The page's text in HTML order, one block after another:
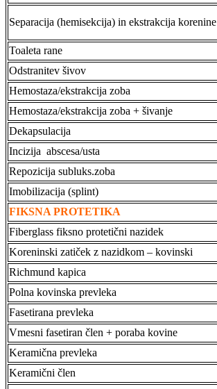
Separacija (hemisekcija) in ekstrakcija korenine
Toaleta rane
Odstranitev šivov
Hemostaza/ekstrakcija zoba
Hemostaza/ekstrakcija zoba + šivanje
Dekapsulacija
Incizija abscesa/usta
Repozicija subluks.zoba
Imobilizacija (splint)
FIKSNA PROTETIKA
Fiberglass fiksno protetični nazidek
Koreninski zatiček z nazidkom – kovinski
Richmund kapica
Polna kovinska prevleka
Fasetirana prevleka
Vmesni fasetiran člen + poraba kovine
Keramična prevleka
Keramični člen